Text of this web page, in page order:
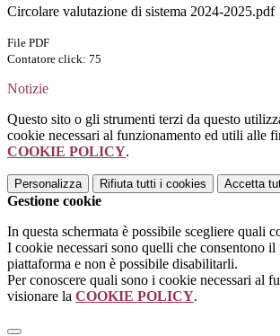
Circolare valutazione di sistema 2024-2025.pdf
File PDF
Contatore click: 75
Notizie
Questo sito o gli strumenti terzi da questo
cookie necessari al funzionamento ed utili alle
COOKIE POLICY.
Personalizza Rifiuta tutti i cookies Accetta
Gestione cookie
In questa schermata è possibile scegliere quali
I cookie necessari sono quelli che consentono
piattaforma e non è possibile disabilitarli.
Per conoscere quali sono i cookie necessari al
visionare la COOKIE POLICY.